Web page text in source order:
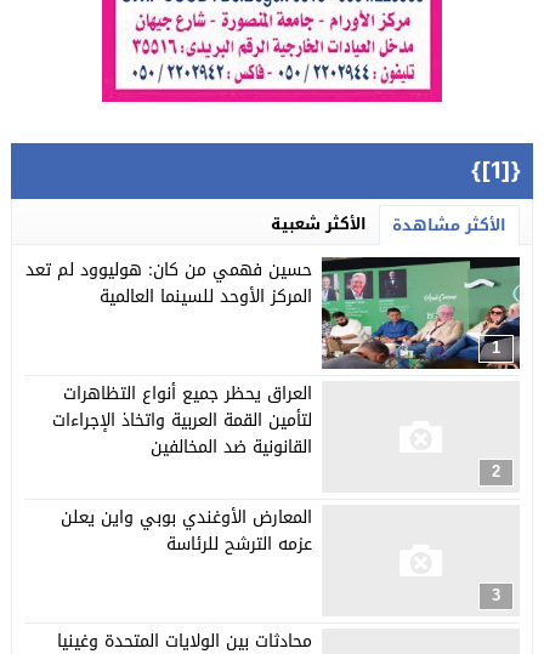
{[1]}
الأكثر مشاهدة الأكثر شعبية
1
حسين فهمي من كان: هوليوود لم تعد
المركز الأوحد للسينما العالمية
2
العراق يحظر جميع أنواع التظاهرات
لتأمين القمة العربية واتخاذ الإجراءات
القانونية ضد المخالفين
3
المعارض الأوغندي بوبي واين يعلن
عزمه الترشح للرئاسة
محادثات بين الولايات المتحدة وغينيا